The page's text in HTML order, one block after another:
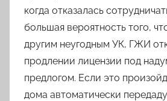
когда отказалась
большая вероятность того,
другим неугодным УК, ГЖИ
продлении лицензии под
предлогом. Если это
дома автоматически